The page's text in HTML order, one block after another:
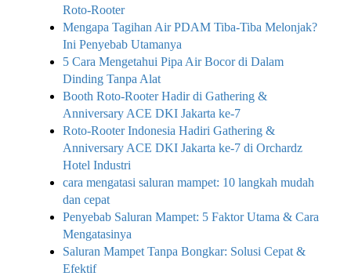
Roto-Rooter
Mengapa Tagihan Air PDAM Tiba-Tiba Melonjak?
Ini Penyebab Utamanya
5 Cara Mengetahui Pipa Air Bocor di Dalam
Dinding Tanpa Alat
Booth Roto-Rooter Hadir di Gathering &
Anniversary ACE DKI Jakarta ke-7
Roto-Rooter Indonesia Hadiri Gathering &
Anniversary ACE DKI Jakarta ke-7 di Orchardz
Hotel Industri
cara mengatasi saluran mampet: 10 langkah mudah
dan cepat
Penyebab Saluran Mampet: 5 Faktor Utama & Cara
Mengatasinya
Saluran Mampet Tanpa Bongkar: Solusi Cepat &
Efektif